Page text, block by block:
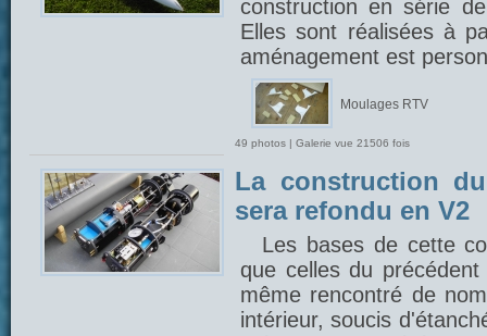
construction en série
Elles sont réalisées à
aménagement est
Moulages RTV
49 photos | Galerie vue 21506 fois
La construction
sera refondu en V2
Les bases de cette
que celles du
même rencontré de
intérieur, soucis